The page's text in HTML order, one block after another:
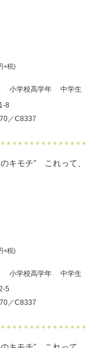
+税)
小学校高学年
中学生
8
／C8337
キモチ” これって、
+税)
小学校高学年
中学生
5
／C8337